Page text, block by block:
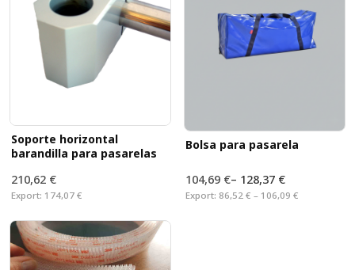
Soporte horizontal
barandilla para pasarelas
210,62 €
Export: 174,07 €
Bolsa para pasarela
104,69 €– 128,37 €
Export: 86,52 € – 106,09 €